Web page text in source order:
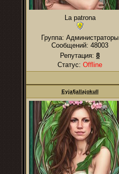
La patrona
Группа: Администраторы
Сообщений: 48003
Репутация: 8
Статус: Offline
Eyjafjallajokull